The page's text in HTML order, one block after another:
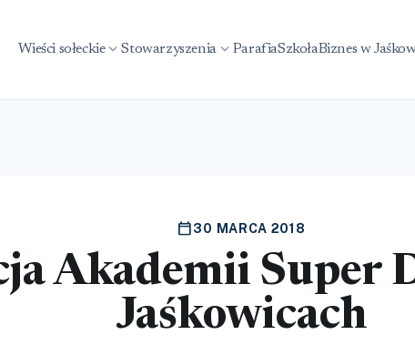
Wieści sołeckieexpand_moreStowarzyszeniaexpand_more ParafiaSzkołaBiznes w
calendar_today30 MARCA 2018
Akademii Super
Jaśkowicach